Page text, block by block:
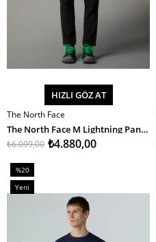
SEPETE EKLE
HIZLI GÖZ AT
The North Face
The North Face M Lightning Pant - Eu Erkek Outdoor Pantolon
₺4.880,00
₺6.099,00
%20
İndirim
%20İndirim
Yeni